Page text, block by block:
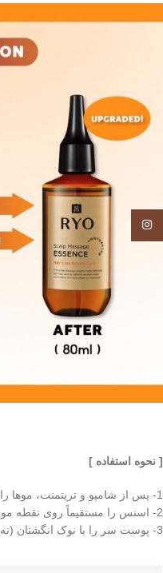
[ نحوه استفاده ]
1- پس از شامپو و تریتمنت، موها را کاملا خشک کنید
2- اسنس را مستقیماً روی نقطه مورد نظر بمالید.
3- پوست سر را با نوک انگشتان (نه ناخن) ماساژ دهید تا اسانس جذب شود.
Instagram